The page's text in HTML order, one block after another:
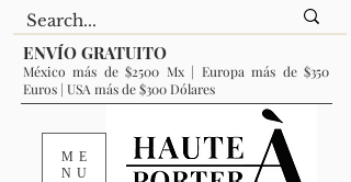
ENVÍO GRATUITO
México más de $2500 Mx | Europa más de $350
Euros | USA más de $300 Dólares
ME
NU